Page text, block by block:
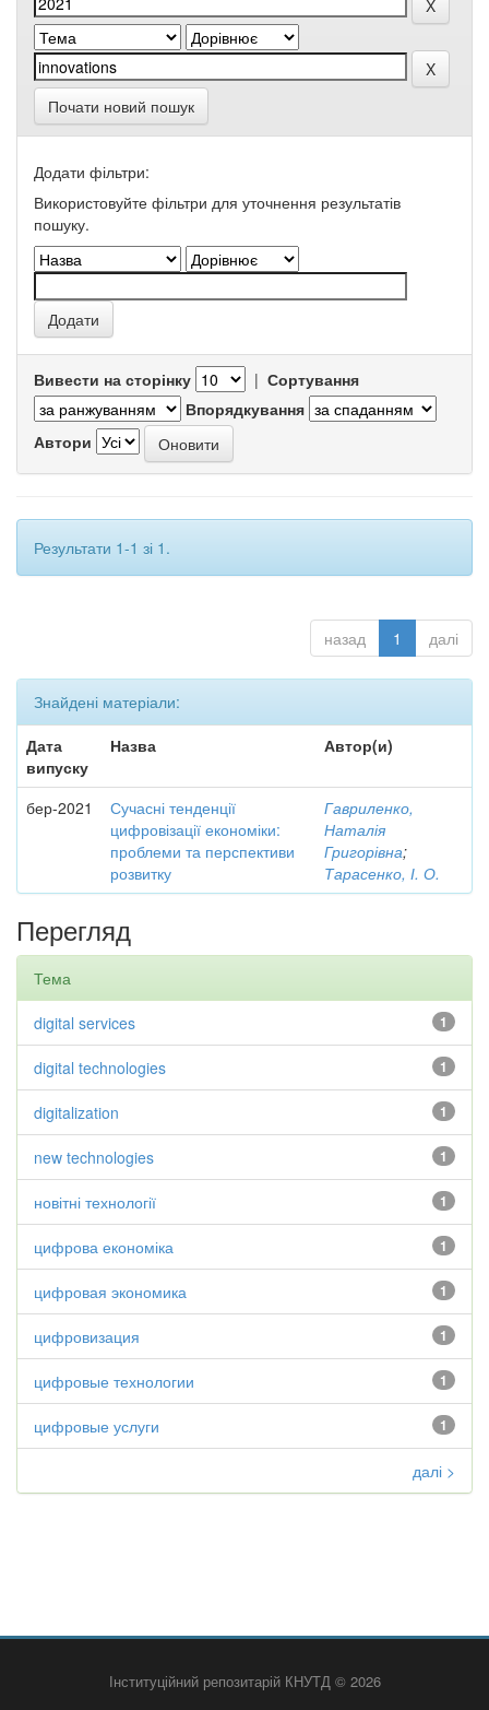
Почати новий пошук
Додати фільтри:
Використовуйте фільтри для уточнення результатів
пошуку.
Вивести на сторінку | Сортування
Впорядкування
Автори
Результати 1-1 зі 1.
назад 1 далі
Знайдені матеріали:
Дата
випуску
Назва Автор(и)
бер-2021
Сучасні тенденції
цифровізації економіки:
проблеми та перспективи
розвитку
Гавриленко,
Наталія
Григорівна;
Тарасенко, І. О.
Перегляд
Тема
1
digital services
1
digital technologies
1
digitalization
1
new technologies
1
новітні технології
1
цифрова економіка
1
цифровая экономика
1
цифровизация
1
цифровые технологии
1
цифровые услуги
далі >
Інституційний репозитарій КНУТД © 2026